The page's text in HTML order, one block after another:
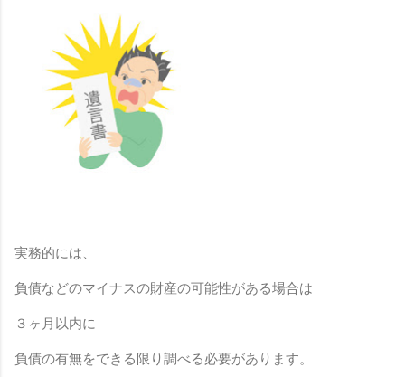
実務的には、
負債などのマイナスの財産の可能性がある場合は
３ヶ月以内に
負債の有無をできる限り調べる必要があります。